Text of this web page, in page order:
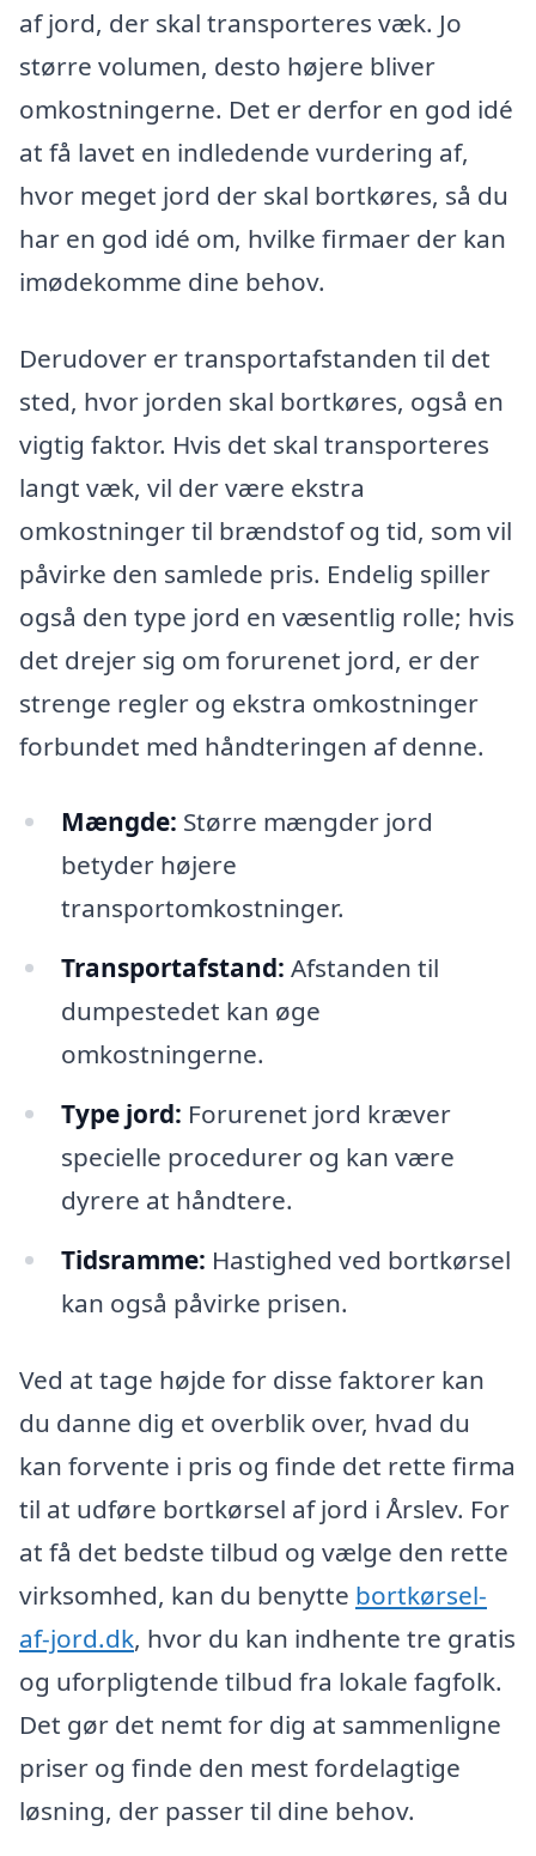
af jord, der skal transporteres væk. Jo
større volumen, desto højere bliver
omkostningerne. Det er derfor en god idé
at få lavet en indledende vurdering af,
hvor meget jord der skal bortkøres, så du
har en god idé om, hvilke firmaer der kan
imødekomme dine behov.
Derudover er transportafstanden til det
sted, hvor jorden skal bortkøres, også en
vigtig faktor. Hvis det skal transporteres
langt væk, vil der være ekstra
omkostninger til brændstof og tid, som vil
påvirke den samlede pris. Endelig spiller
også den type jord en væsentlig rolle; hvis
det drejer sig om forurenet jord, er der
strenge regler og ekstra omkostninger
forbundet med håndteringen af denne.
Mængde: Større mængder jord
betyder højere
transportomkostninger.
Transportafstand: Afstanden til
dumpestedet kan øge
omkostningerne.
Type jord: Forurenet jord kræver
specielle procedurer og kan være
dyrere at håndtere.
Tidsramme: Hastighed ved bortkørsel
kan også påvirke prisen.
Ved at tage højde for disse faktorer kan
du danne dig et overblik over, hvad du
kan forvente i pris og finde det rette firma
til at udføre bortkørsel af jord i Årslev. For
at få det bedste tilbud og vælge den rette
virksomhed, kan du benytte bortkørsel-
af-jord.dk, hvor du kan indhente tre gratis
og uforpligtende tilbud fra lokale fagfolk.
Det gør det nemt for dig at sammenligne
priser og finde den mest fordelagtige
løsning, der passer til dine behov.